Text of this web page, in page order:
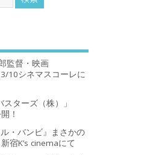
監督・映画
3/10シネマスコーレに
ターズ（株）」
！
・バンビ』まさかの
宿K’s cinemaにて